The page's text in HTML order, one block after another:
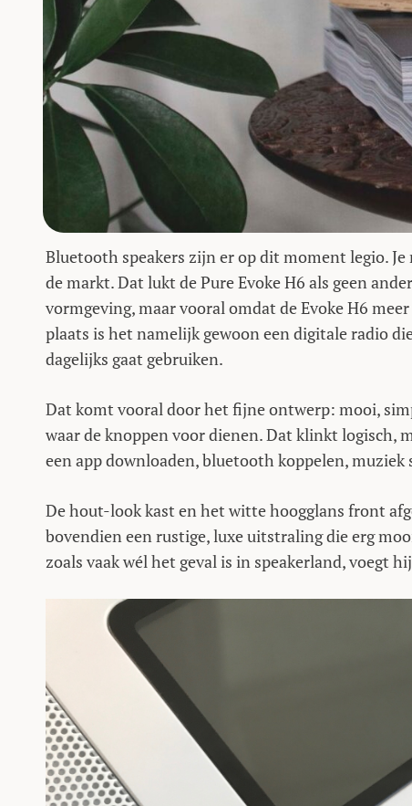
Bluetooth speakers zijn er op dit moment legio.
de markt. Dat lukt de Pure Evoke H6 als geen
vormgeving, maar vooral omdat de Evoke H6
plaats is het namelijk gewoon een digitale radio
dagelijks gaat gebruiken.
Dat komt vooral door het fijne ontwerp: mooi,
waar de knoppen voor dienen. Dat klinkt logisch,
een app downloaden, bluetooth koppelen, muziek
De hout-look kast en het witte hoogglans front
bovendien een rustige, luxe uitstraling die erg
zoals vaak wél het geval is in speakerland, voegt